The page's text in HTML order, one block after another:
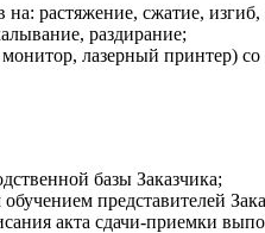
растяжение, сжатие,
раздирание;
лазерный принтер)
базы Заказчика;
представителей
акта сдачи-приемки